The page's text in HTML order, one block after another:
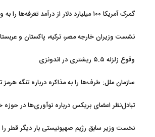
گمرک آمریکا ۱۰۰ میلیارد دلار از درآمد تعرفه‌ها را به واردکنندگان بازگرداند
نشست وزیران خارجه مصر، ترکیه، پاکستان و
وقوع زلزله ۵.۵ ریشتری در اندونزی
سازمان ملل: طرف‌ها را به مذاکره درباره تنگه
تبادل‌نظر اعضای بریکس درباره نوآوری‌ها در
نخست وزیر سابق رژیم صهیونیستی بار دیگر قطر